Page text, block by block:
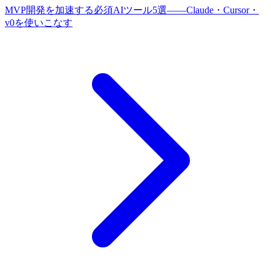
MVP開発を加速する必須AIツール5選——Claude・Cursor・
v0を使いこなす